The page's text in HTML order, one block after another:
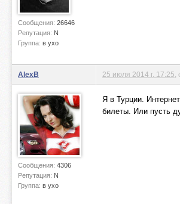
Сообщения: 26646
Репутация: N
Группа: в ухо
AlexB
Сообщения: 4306
Репутация: N
Группа: в ухо
25 июля 2014 г. 17:25
Я в Турции.
билеты. Или пусть